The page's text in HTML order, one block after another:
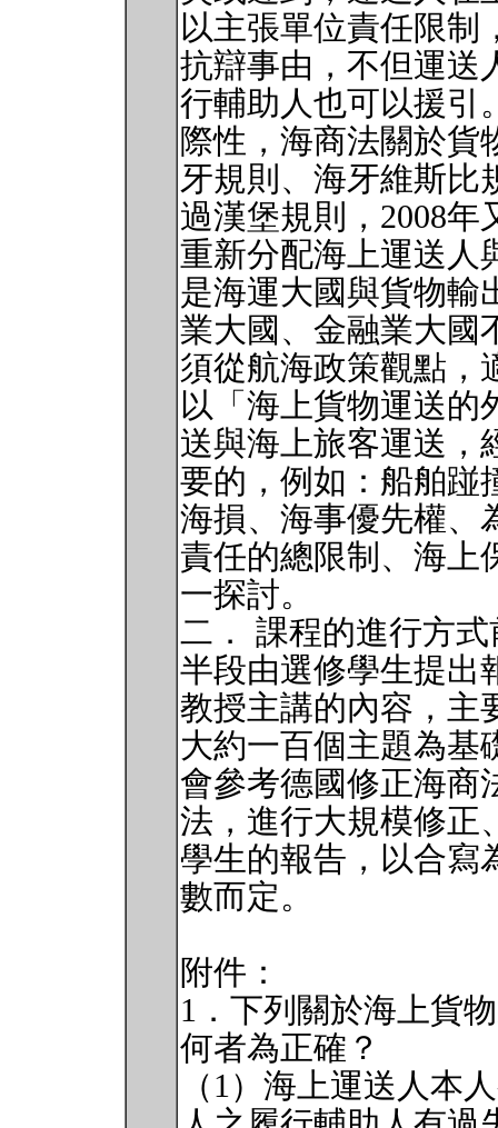
以主張單位責任限制
抗辯事由，不但運送
行輔助人也可以援引
際性，海商法關於貨
牙規則、海牙維斯比
過漢堡規則，2008
重新分配海上運送人
是海運大國與貨物輸
業大國、金融業大國
須從航海政策觀點，
以「海上貨物運送的
送與海上旅客運送，
要的，例如：船舶踫
海損、海事優先權、
責任的總限制、海上
一探討。
二． 課程的進行方
半段由選修學生提出
教授主講的內容，主
大約一百個主題為基
會參考德國修正海商
法，進行大規模修正
學生的報告，以合寫
數而定。
附件：
1．下列關於海上貨
何者為正確？
（1）海上運送人本